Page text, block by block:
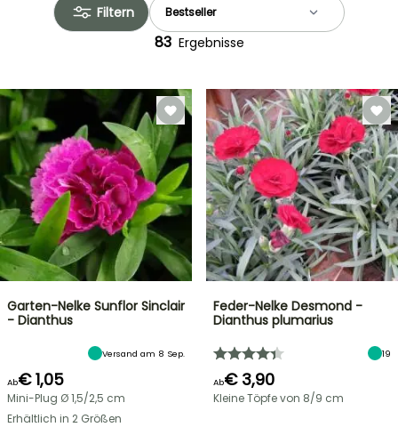
Filtern
83 Ergebnisse
Garten-Nelke Sunflor Sinclair
- Dianthus
Versand am 8 Sep.
Ab€ 1,05
Mini-Plug Ø 1,5/2,5 cm
Erhältlich in 2 Größen
Feder-Nelke Desmond -
Dianthus plumarius
19
Ab€ 3,90
Kleine Töpfe von 8/9 cm